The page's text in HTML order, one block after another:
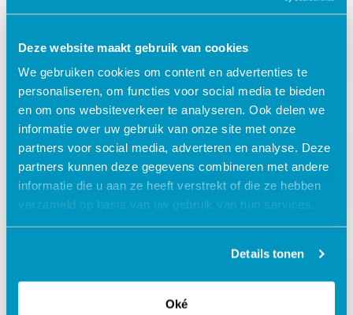
Deze website maakt gebruik van cookies
We gebruiken cookies om content en advertenties te
personaliseren, om functies voor social media te bieden
en om ons websiteverkeer te analyseren. Ook delen we
informatie over uw gebruik van onze site met onze
partners voor social media, adverteren en analyse. Deze
partners kunnen deze gegevens combineren met andere
informatie die u aan ze heeft verstrekt of die ze hebben
verzameld op basis van uw gebruik van hun services.
Details tonen
Oké
Planning
Overstappen van Zorgplanner naar SDB
Planning, bezoek de informatiesessie
Maak kennis met onze nieuwe digitale